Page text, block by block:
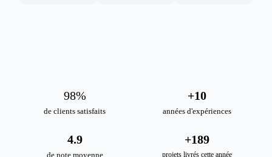
de clients satisfaits
98%
années d'expériences
+10
de note moyenne
4.9
projets livrés cette année
+189